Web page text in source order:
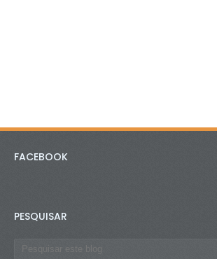
FACEBOOK
PESQUISAR